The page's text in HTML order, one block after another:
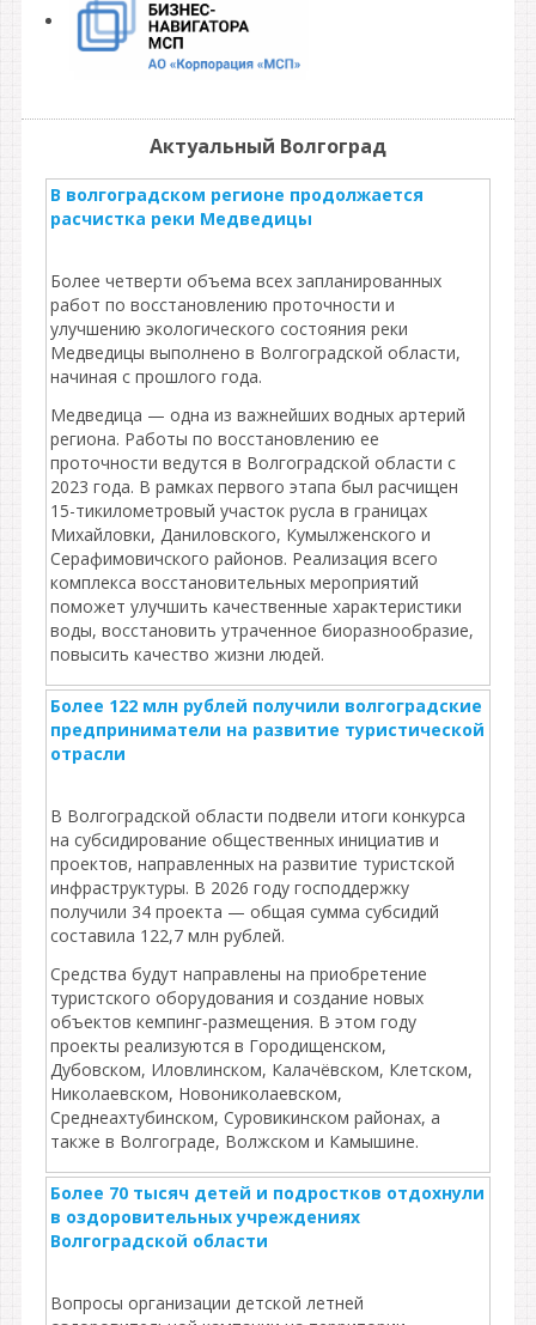
Актуальный Волгоград
В волгоградском регионе продолжается
расчистка реки Медведицы
Более четверти объема всех запланированных
работ по восстановлению проточности и
улучшению экологического состояния реки
Медведицы выполнено в Волгоградской области,
начиная с прошлого года.
Медведица — одна из важнейших водных артерий
региона. Работы по восстановлению ее
проточности ведутся в Волгоградской области с
2023 года. В рамках первого этапа был расчищен
15-тикилометровый участок русла в границах
Михайловки, Даниловского, Кумылженского и
Серафимовичского районов. Реализация всего
комплекса восстановительных мероприятий
поможет улучшить качественные характеристики
воды, восстановить утраченное биоразнообразие,
повысить качество жизни людей.
Более 122 млн рублей получили волгоградские
предприниматели на развитие туристической
отрасли
В Волгоградской области подвели итоги конкурса
на субсидирование общественных инициатив и
проектов, направленных на развитие туристской
инфраструктуры. В 2026 году господдержку
получили 34 проекта — общая сумма субсидий
составила 122,7 млн рублей.
Средства будут направлены на приобретение
туристского оборудования и создание новых
объектов кемпинг‑размещения. В этом году
проекты реализуются в Городищенском,
Дубовском, Иловлинском, Калачёвском, Клетском,
Николаевском, Новониколаевском,
Среднеахтубинском, Суровикинском районах, а
также в Волгограде, Волжском и Камышине.
Более 70 тысяч детей и подростков отдохнули
в оздоровительных учреждениях
Волгоградской области
Вопросы организации детской летней